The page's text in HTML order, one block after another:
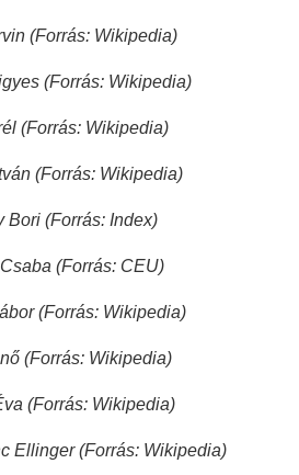
(Forrás: Wikipedia)
(Forrás: Wikipedia)
(Forrás: Wikipedia)
(Forrás: Wikipedia)
Bori (Forrás: Index)
(Forrás: CEU)
(Forrás: Wikipedia)
(Forrás: Wikipedia)
(Forrás: Wikipedia)
Ellinger (Forrás: Wikipedia)